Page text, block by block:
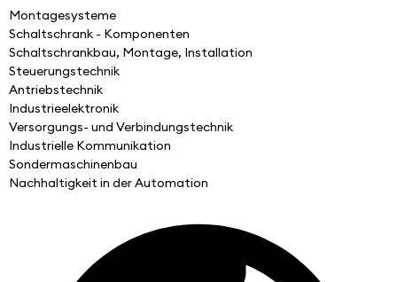
Montagesysteme
Schaltschrank - Komponenten
Schaltschrankbau, Montage, Installation
Steuerungstechnik
Antriebstechnik
Industrieelektronik
Versorgungs- und Verbindungstechnik
Industrielle Kommunikation
Sondermaschinenbau
Nachhaltigkeit in der Automation